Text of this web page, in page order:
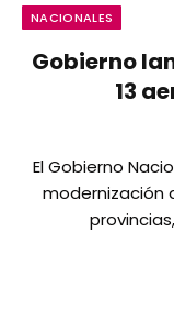
NACIONALES
Gobierno
13
El Gobierno
modernización